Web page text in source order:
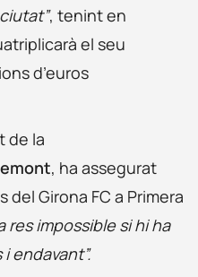
, tenint en
el seu
d’euros
de la
, ha assegurat
del Girona FC a Primera
res impossible si hi ha
endavant”.